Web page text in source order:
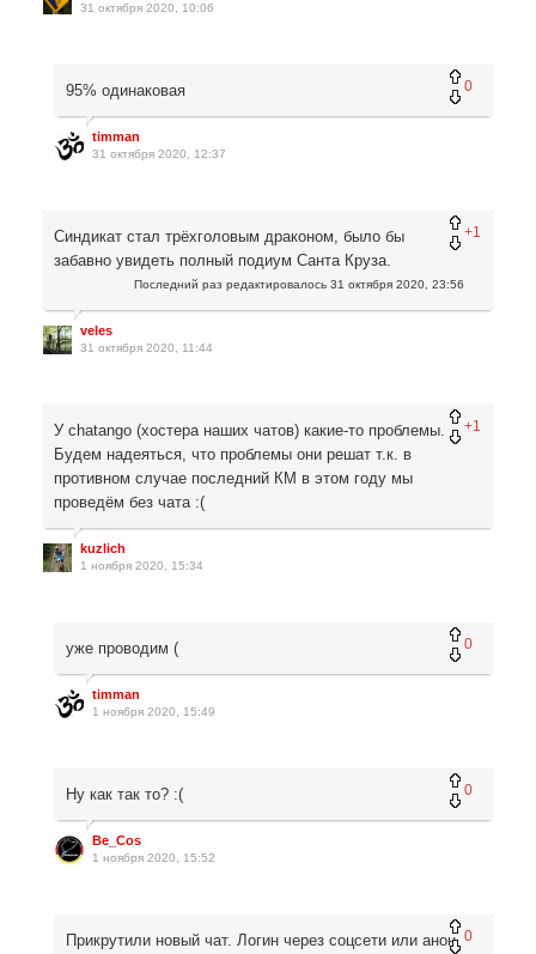
31 октября 2020, 10:06
0
95% одинаковая
timman
31 октября 2020, 12:37
+1
Синдикат стал трёхголовым драконом, было бы
забавно увидеть полный подиум Санта Круза.
Последний раз редактировалось 31 октября 2020, 23:56
veles
31 октября 2020, 11:44
+1
У chatango (хостера наших чатов) какие-то проблемы.
Будем надеяться, что проблемы они решат т.к. в
противном случае последний КМ в этом году мы
проведём без чата :(
kuzlich
1 ноября 2020, 15:34
0
уже проводим (
timman
1 ноября 2020, 15:49
0
Ну как так то? :(
Be_Cos
1 ноября 2020, 15:52
0
Прикрутили новый чат. Логин через соцсети или анон